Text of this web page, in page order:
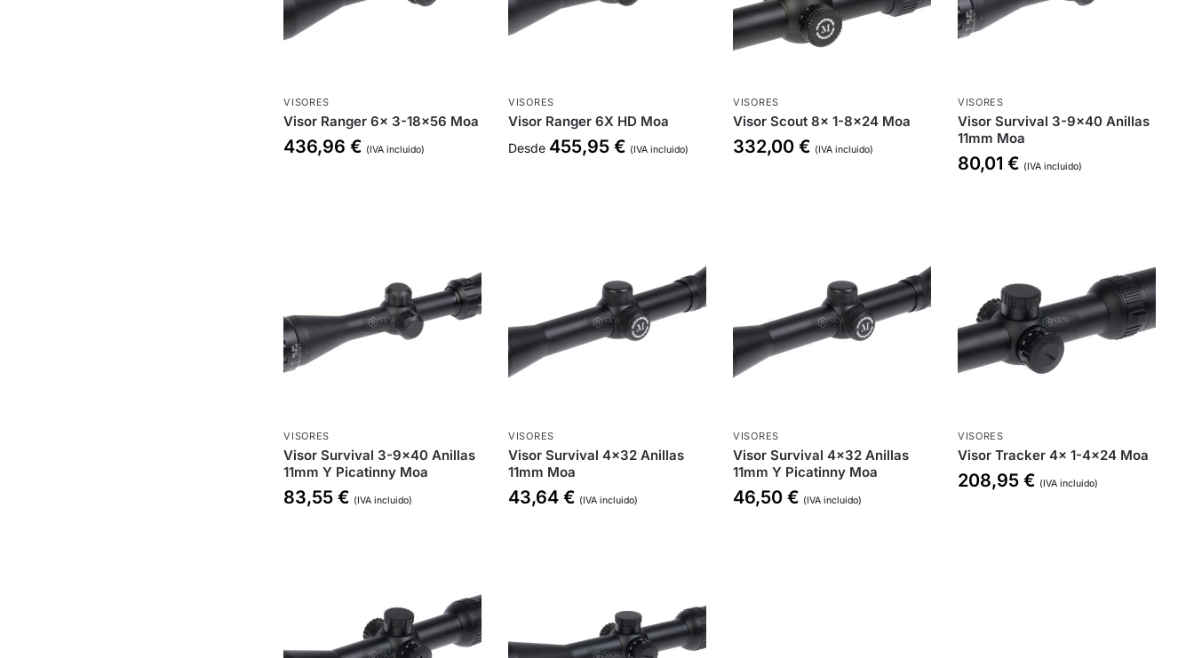
VISORES
Visor Ranger 6x 3-18×56 Moa
436,96€ (IVA incluido)
VISORES
Visor Ranger 6X HD Moa
Desde 455,95€ (IVA incluido)
VISORES
Visor Scout 8x 1-8×24 Moa
332,00€ (IVA incluido)
VISORES
Visor Survival 3-9×40 Anillas
11mm Moa
80,01 € (IVA incluido)
VISORES
Visor Survival 3-9×40 Anillas
11mm Y Picatinny Moa
83,55€ (IVA incluido)
VISORES
Visor Survival 4×32 Anillas
11mm Moa
43,64€ (IVA incluido)
VISORES
Visor Survival 4×32 Anillas
11mm Y Picatinny Moa
46,50€ (IVA incluido)
VISORES
Visor Tracker 4x 1-4×24 Moa
208,95 € (IVA incluido)